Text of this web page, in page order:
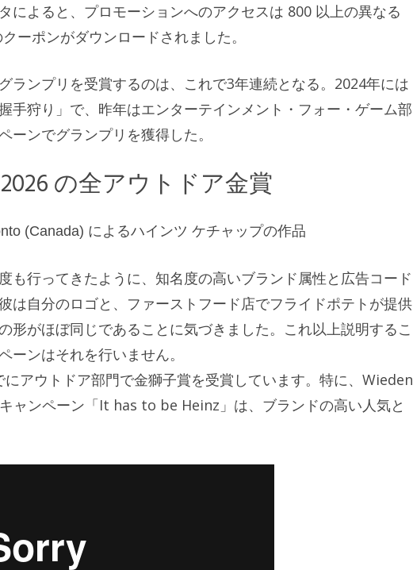
によると、プロモーションへのアクセスは 800 以上の異なる
ーポンがダウンロードされました。
ランプリを受賞するのは、これで3年連続となる。2024年には
手狩り」で、昨年はエンターテインメント・フォー・ゲーム部
ーンでグランプリを獲得した。
の全アウトドア金賞
(Canada) によるハインツ ケチャップの作品
も行ってきたように、知名度の高いブランド属性と広告コード
は自分のロゴと、ファーストフード店でフライドポテトが提供
形がほぼ同じであることに気づきました。これ以上説明するこ
ーンはそれを行いません。
アウトドア部門で金獅子賞を受賞しています。特に、Wieden
ャンペーン「It has to be Heinz」は、ブランドの高い人気と